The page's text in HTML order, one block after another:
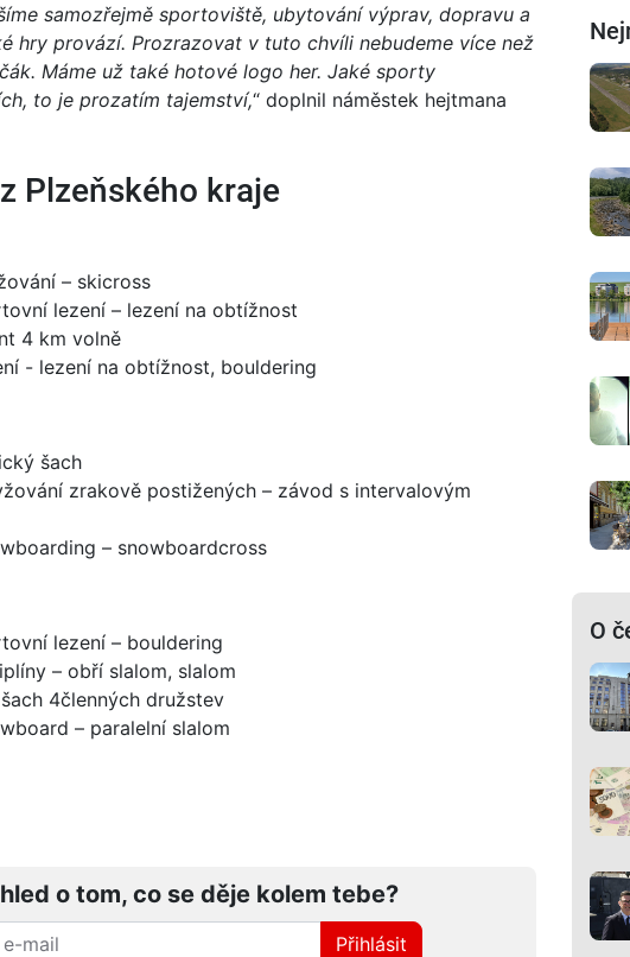
samozřejmě sportoviště, ubytování výprav, dopravu a
hry provází. Prozrazovat v tuto chvíli nebudeme více než
Máme už také hotové logo her. Jaké sporty
to je prozatím tajemství,“ doplnil náměstek hejtmana
Plzeňského kraje
– skicross
lezení – lezení na obtížnost
4 km volně
- lezení na obtížnost, bouldering
šach
zrakově postižených – závod s intervalovým
– snowboardcross
lezení – bouldering
– obří slalom, slalom
4členných družstev
– paralelní slalom
o tom, co se děje kolem tebe?
Přihlásit
O